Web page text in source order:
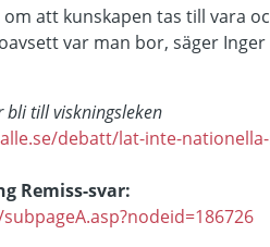
att kunskapen tas till vara
var man bor, säger Inger
till viskningsleken
debatt/lat-inte-
Remiss-svar: